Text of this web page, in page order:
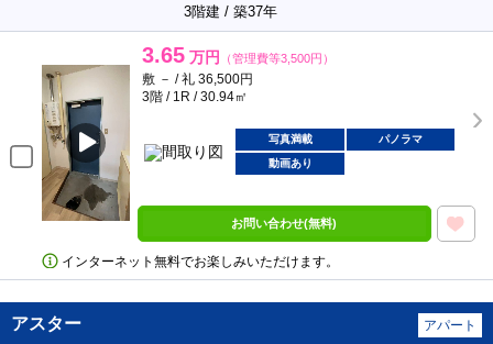
3階建 / 築37年
3.65 万円 （管理費等3,500円）
敷 － / 礼 36,500円
3階 / 1R / 30.94㎡
写真満載
パノラマ
動画あり
お問い合わせ(無料)
インターネット無料でお楽しみいただけます。
アスター アパート